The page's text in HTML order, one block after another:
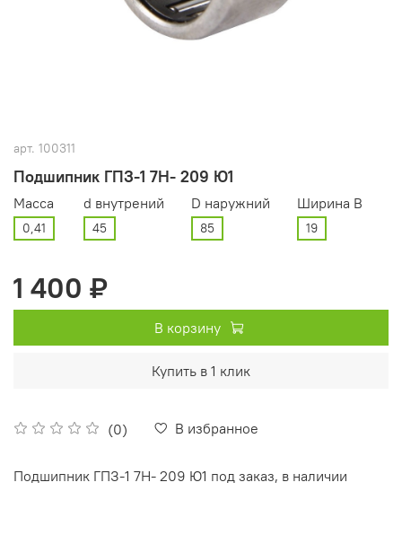
арт. 100311
Подшипник ГПЗ-1 7Н- 209 Ю1
(0) В избранное
Масса
0,41
d внутрений
45
D наружний
85
Ширина В
19
1 400 ₽
В корзину
Купить в 1 клик
Подшипник ГПЗ-1 7Н- 209 Ю1 под заказ, в наличии